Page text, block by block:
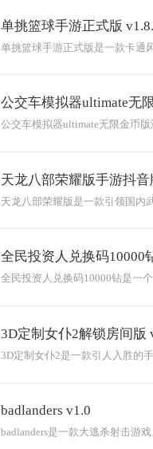
单挑篮球手游正式版
单挑篮球手游正式版是一款卡通
公交车模拟器ultimate无
公交车模拟器ultimate无限金币
天龙八部荣耀版手游抖音
天龙八部荣耀版是一款引领国内
全民投资人兑换码10000
全民投资人兑换码10000钻是一
3D定制女仆2解锁房间版
3D定制女仆2是一款引人入胜的
badlanders v1.0
badlanders是一款大逃杀射击游